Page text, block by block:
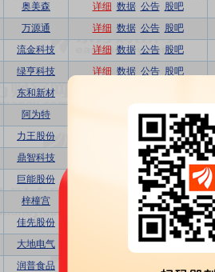
奥美森 详细 数据 公告 股吧
万源通 详细 数据 公告 股吧
流金科技 详细 数据 公告 股吧
绿亨科技 详细 数据 公告 股吧
东和新材
阿为特 公告 股吧
力王股份 公告 股吧
鼎智科技 公告 股吧
巨能股份 公告 股吧
梓橦宫 公告 股吧
佳先股份 公告 股吧
大地电气 公告 股吧
润普食品